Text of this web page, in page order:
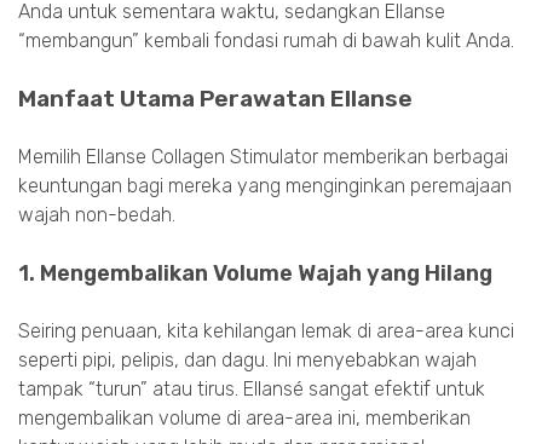
Anda untuk sementara waktu, sedangkan Ellanse
“membangun” kembali fondasi rumah di bawah kulit Anda.
Manfaat Utama Perawatan Ellanse
Memilih Ellanse Collagen Stimulator memberikan berbagai
keuntungan bagi mereka yang menginginkan peremajaan
wajah non-bedah.
1. Mengembalikan Volume Wajah yang Hilang
Seiring penuaan, kita kehilangan lemak di area-area kunci
seperti pipi, pelipis, dan dagu. Ini menyebabkan wajah
tampak “turun” atau tirus. Ellansé sangat efektif untuk
mengembalikan volume di area-area ini, memberikan